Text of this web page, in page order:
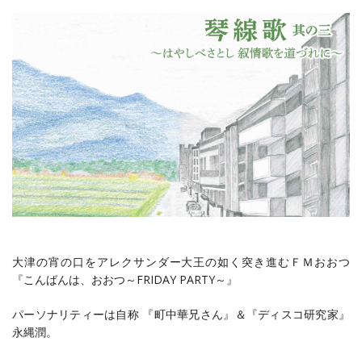
大津の宵の口をアレクサンダー大王の如く突き進むＦＭおおつ
『こんばんは、おおつ～FRIDAY PARTY～』
パーソナリティーは自称 『町中華兄さん』＆『ディスコ研究家』
永縄潤。